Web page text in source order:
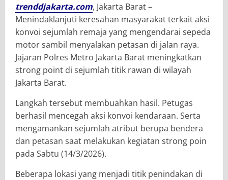
trenddjakarta.com, Jakarta Barat –
Menindaklanjuti keresahan masyarakat terkait aksi
konvoi sejumlah remaja yang mengendarai sepeda
motor sambil menyalakan petasan di jalan raya.
Jajaran Polres Metro Jakarta Barat meningkatkan
strong point di sejumlah titik rawan di wilayah
Jakarta Barat.
Langkah tersebut membuahkan hasil. Petugas
berhasil mencegah aksi konvoi kendaraan. Serta
mengamankan sejumlah atribut berupa bendera
dan petasan saat melakukan kegiatan strong poin
pada Sabtu (14/3/2026).
Beberapa lokasi yang menjadi titik penindakan di